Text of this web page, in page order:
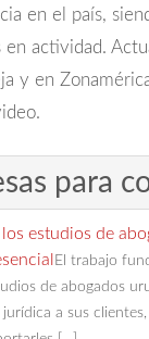
en el país,
en actividad.
y en
para
estudios de
El trabajo
de abogados
a sus